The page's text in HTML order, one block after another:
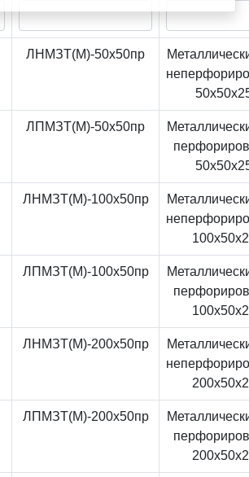
ЛНМЗТ(М)-50x50пр
ЛПМЗТ(М)-50x50пр
ЛНМЗТ(М)-100x50пр
ЛПМЗТ(М)-100x50пр
ЛНМЗТ(М)-200x50пр
ЛПМЗТ(М)-200x50пр